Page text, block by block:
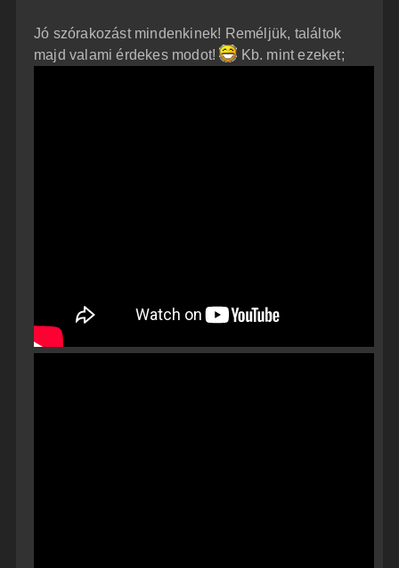
Jó szórakozást mindenkinek! Reméljük, találtok
majd valami érdekes modot!
Kb. mint ezeket;